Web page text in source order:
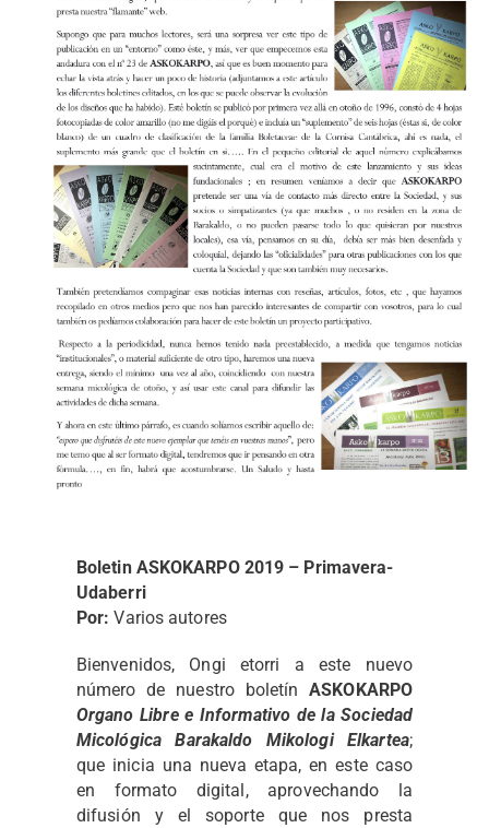
PUBLICACIONES
CULTURA MICOLÓGICA
BLOG
CONTACTO
Boletin ASKOKARPO 2019 – Primavera-
Udaberri
Por: Varios autores
Bienvenidos, Ongi etorri a este nuevo
número de nuestro boletínASKOKARPO
Organo Libre e Informativo de la Sociedad
Micológica Barakaldo Mikologi Elkartea;
que inicia una nueva etapa, en este caso
en formato digital, aprovechando la
difusión y el soporte que nos presta